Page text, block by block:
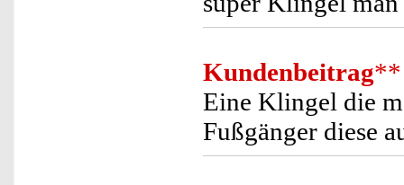
Kundenbeitrag**
Eine Klingel die
Fußgänger diese